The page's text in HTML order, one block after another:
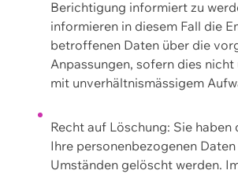
Berichtigung informiert zu
informieren in diesem Fall die
betroffenen Daten über die
Anpassungen, sofern dies
mit unverhältnismässigem
Recht auf Löschung: Sie haben
Ihre personenbezogenen
Umständen gelöscht werden.